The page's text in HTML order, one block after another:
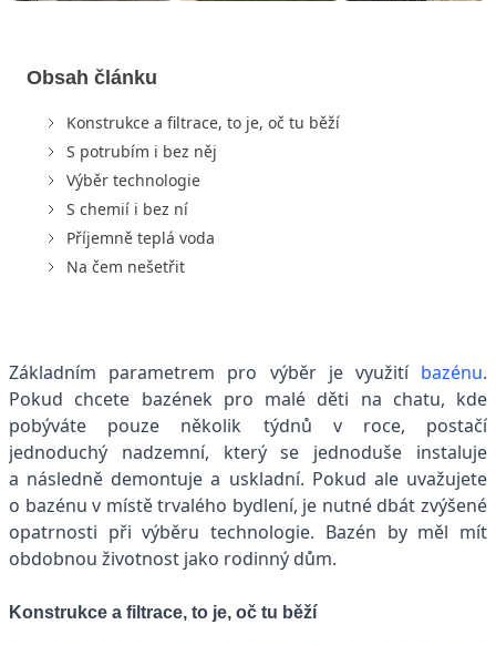
Obsah článku
Konstrukce a filtrace, to je, oč tu běží
S potrubím i bez něj
Výběr technologie
S chemií i bez ní
Příjemně teplá voda
Na čem nešetřit
Základním parametrem pro výběr je využití bazénu.
Pokud chcete bazének pro malé děti na chatu, kde
pobýváte pouze několik týdnů v roce, postačí
jednoduchý nadzemní, který se jednoduše instaluje
a následně demontuje a uskladní. Pokud ale uvažujete
o bazénu v místě trvalého bydlení, je nutné dbát zvýšené
opatrnosti při výběru technologie. Bazén by měl mít
obdobnou životnost jako rodinný dům.
Konstrukce a filtrace, to je, oč tu běží